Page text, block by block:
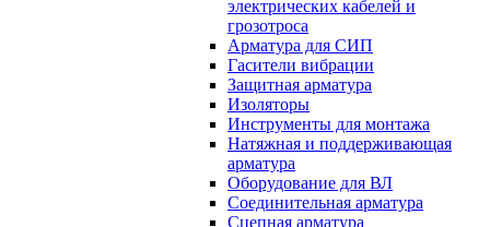
электрических кабелей и
грозотроса
Арматура для СИП
Гасители вибрации
Защитная арматура
Изоляторы
Инструменты для монтажа
Натяжная и поддерживающая
арматура
Оборудование для ВЛ
Соединительная арматура
Сцепная арматура